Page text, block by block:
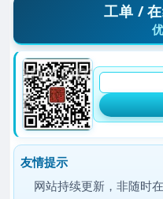
工单 /
友情提示
网站持续更新，非随时